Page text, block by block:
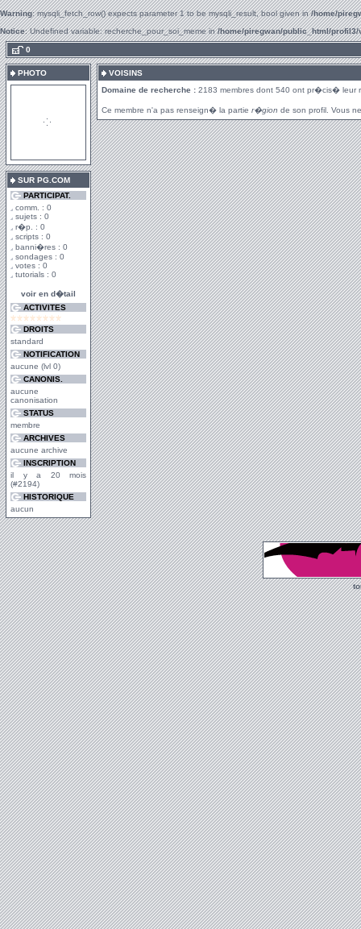
Warning: mysqli_fetch_row() expects parameter 1 to be mysqli_result, bool given in/home/
Notice: Undefined variable: recherche_pour_soi_meme in/home/piregwan/public_html/
0
PHOTO
SUR PG.COM
PARTICIPAT.
comm. : 0
sujets : 0
r�p. : 0
scripts : 0
banni�res : 0
sondages : 0
votes : 0
tutorials : 0
voir en d�tail
ACTIVITES
DROITS
standard
NOTIFICATION
aucune (lvl 0)
CANONIS.
aucune
canonisation
STATUS
membre
ARCHIVES
aucune archive
INSCRIPTION
il y a 20 mois
(#2194)
HISTORIQUE
aucun
VOISINS
Domaine de recherche : 2183 membres dont 540 ont pr�cis� leur
Ce membre n'a pas renseign� la partie r�gion de son profil. Vous